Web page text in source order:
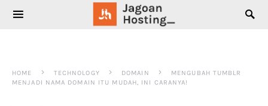
SEARCH FOR:
HOME TECHNOLOGY DOMAIN
MENGUBAH TUMBLR
MENJADI NAMA DOMAIN ITU MUDAH, INI CARANYA!